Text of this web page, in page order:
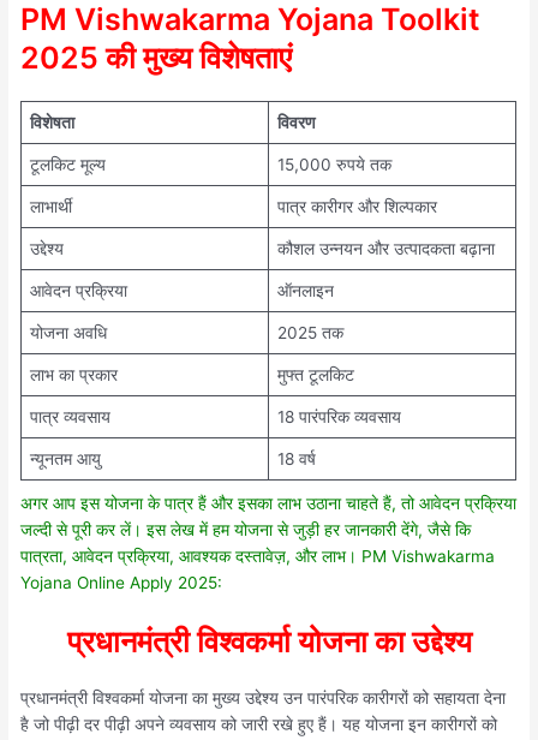
PM Vishwakarma Yojana Toolkit
2025 की मुख्य विशेषताएं
विशेषता विवरण
टूलकिट मूल्य 15,000 रुपये तक
लाभार्थी पात्र कारीगर और शिल्पकार
उद्देश्य कौशल उन्नयन और उत्पादकता बढ़ाना
आवेदन प्रक्रिया ऑनलाइन
योजना अवधि 2025 तक
लाभ का प्रकार मुफ्त टूलकिट
पात्र व्यवसाय 18 पारंपरिक व्यवसाय
न्यूनतम आयु 18 वर्ष
अगर आप इस योजना के पात्र हैं और इसका लाभ उठाना चाहते हैं, तो आवेदन प्रक्रिया
जल्दी से पूरी कर लें। इस लेख में हम योजना से जुड़ी हर जानकारी देंगे, जैसे कि
पात्रता, आवेदन प्रक्रिया, आवश्यक दस्तावेज़, और लाभ। PM Vishwakarma
Yojana Online Apply 2025:
प्रधानमंत्री विश्वकर्मा योजना का उद्देश्य
प्रधानमंत्री विश्वकर्मा योजना का मुख्य उद्देश्य उन पारंपरिक कारीगरों को सहायता देना
है जो पीढ़ी दर पीढ़ी अपने व्यवसाय को जारी रखे हुए हैं। यह योजना इन कारीगरों को